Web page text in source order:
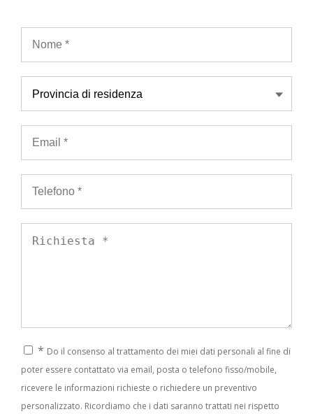
* Do il consenso al trattamento dei miei dati personali al fine di
poter essere contattato via email, posta o telefono fisso/mobile,
ricevere le informazioni richieste o richiedere un preventivo
personalizzato. Ricordiamo che i dati saranno trattati nei rispetto